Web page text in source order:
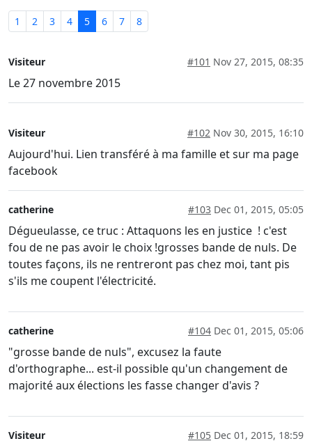
1 2 3 4 5 6 7 8
Visiteur #101 Nov 27, 2015, 08:35
Le 27 novembre 2015
Visiteur #102 Nov 30, 2015, 16:10
Aujourd'hui. Lien transféré à ma famille et sur ma page
facebook
catherine #103 Dec 01, 2015, 05:05
Dégueulasse, ce truc : Attaquons les en justice ! c'est
fou de ne pas avoir le choix !grosses bande de nuls. De
toutes façons, ils ne rentreront pas chez moi, tant pis
s'ils me coupent l'électricité.
catherine #104 Dec 01, 2015, 05:06
"grosse bande de nuls", excusez la faute
d'orthographe... est-il possible qu'un changement de
majorité aux élections les fasse changer d'avis ?
Visiteur #105 Dec 01, 2015, 18:59